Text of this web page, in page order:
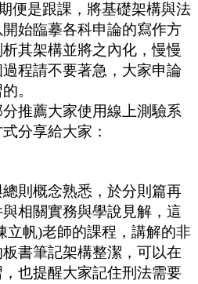
便是跟課，將基礎架構與法
始臨摹各科申論的寫作方
其架構並將之內化，慢慢
程請不要著急，大家申論
。
推薦大家使用線上測驗系
分享給大家：
則概念熟悉，於分則篇再
相關實務與學說見解，這
立帆)老師的課程，講解的非
書筆記架構整潔，可以在
也提醒大家記住刑法需要